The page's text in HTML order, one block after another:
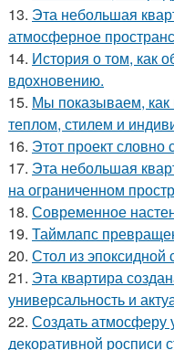
13. Эта небольшая
атмосферное
14. История о том, как
вдохновению.
15. Мы показываем, как
теплом, стилем и
16. Этот проект
17. Эта небольшая
на ограниченном
18. Современное
19. Таймлапс
20. Стол из эпоксидной
21. Эта квартира
универсальность и
22. Создать атмосферу
декоративной росписи